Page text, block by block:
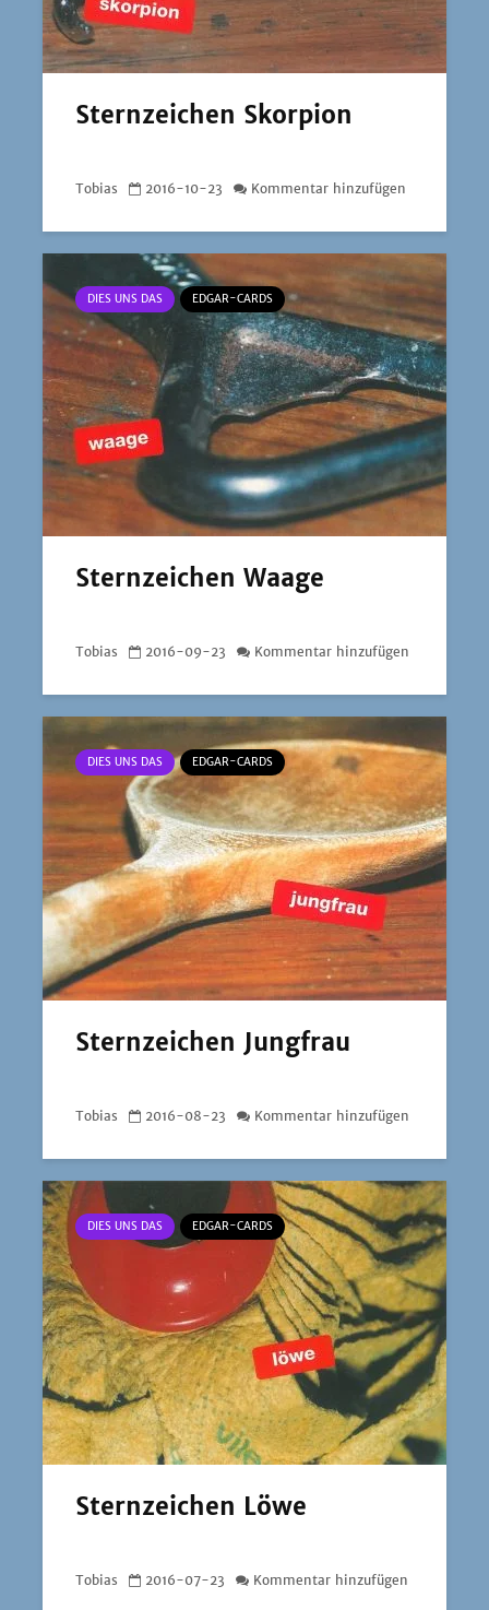
Sternzeichen Skorpion
Tobias 2016-10-23 Kommentar hinzufügen
DIES UNS DAS EDGAR-CARDS
Sternzeichen Waage
Tobias 2016-09-23 Kommentar hinzufügen
DIES UNS DAS EDGAR-CARDS
Sternzeichen Jungfrau
Tobias 2016-08-23 Kommentar hinzufügen
DIES UNS DAS EDGAR-CARDS
Sternzeichen Löwe
Tobias 2016-07-23 Kommentar hinzufügen